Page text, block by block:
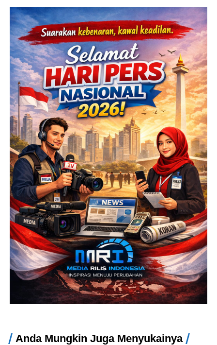
Anda Mungkin Juga Menyukainya